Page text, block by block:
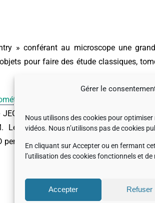
Gérer le
Nous utilisons des cookies pour
vidéos. Nous n’utilisons pas de cookies
En cliquant sur Accepter ou en fermant
l’utilisation des cookies fonctionnels et de
Accepter Refuser
» conférant au microscope une
pour faire des étude classiques,
TEMography™ permet d'acquérir
module de reconstruction calcule
de visualiser l'image sur une variété